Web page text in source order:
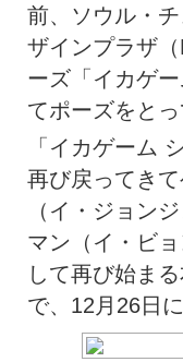
前、ソウル・
ザインプラザ
ーズ「イカゲ
てポーズをとっ
「イカゲーム
再び戻ってき
（イ・ジョン
マン（イ・ビ
して再び始ま
で、12月26日